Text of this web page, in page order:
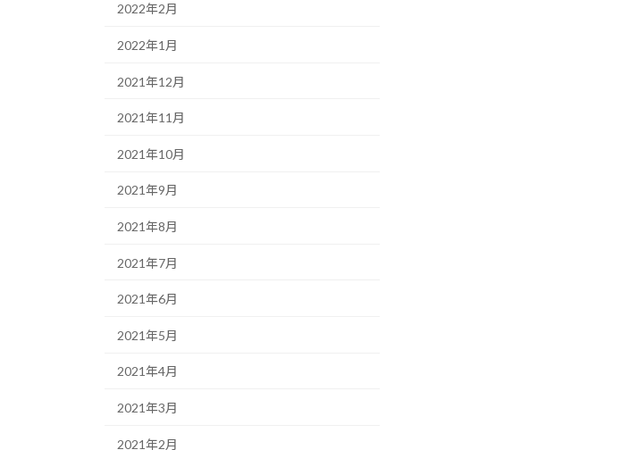
2022年2月
2022年1月
2021年12月
2021年11月
2021年10月
2021年9月
2021年8月
2021年7月
2021年6月
2021年5月
2021年4月
2021年3月
2021年2月